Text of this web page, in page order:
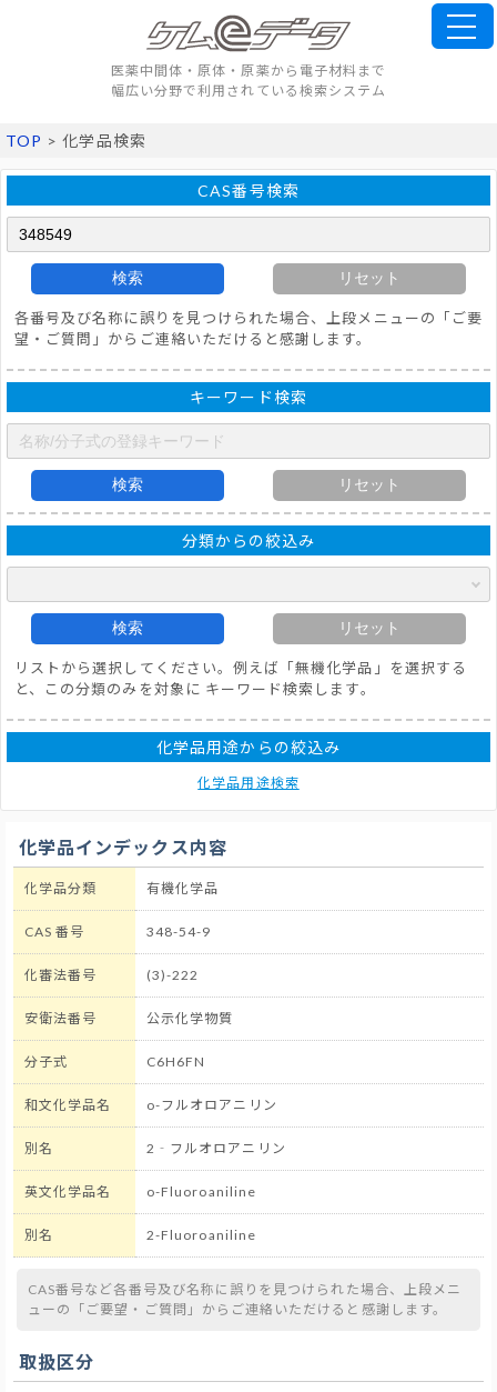
医薬中間体・原体・原薬から電子材料まで
幅広い分野で利用されている検索システム
TOP > 化学品検索
CAS番号検索
検索 リセット
各番号及び名称に誤りを見つけられた場合、上段メニューの「ご要
望・ご質問」からご連絡いただけると感謝します。
キーワード検索
検索 リセット
分類からの絞込み
検索 リセット
リストから選択してください。例えば「無機化学品」を選択する
と、この分類のみを対象に キーワード検索します。
化学品用途からの絞込み
化学品用途検索
化学品インデックス内容
化学品分類 有機化学品
CAS 番号 348-54-9
化審法番号 (3)-222
安衛法番号 公示化学物質
分子式 C6H6FN
和文化学品名 o-フルオロアニリン
別名 2‐フルオロアニリン
英文化学品名 o-Fluoroaniline
別名 2-Fluoroaniline
CAS番号など各番号及び名称に誤りを見つけられた場合、上段メニ
ューの「ご要望・ご質問」からご連絡いただけると感謝します。
取扱区分